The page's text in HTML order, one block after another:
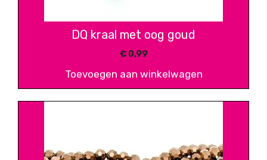
DQ kraal met oog goud
€0,99
Toevoegen aan winkelwagen